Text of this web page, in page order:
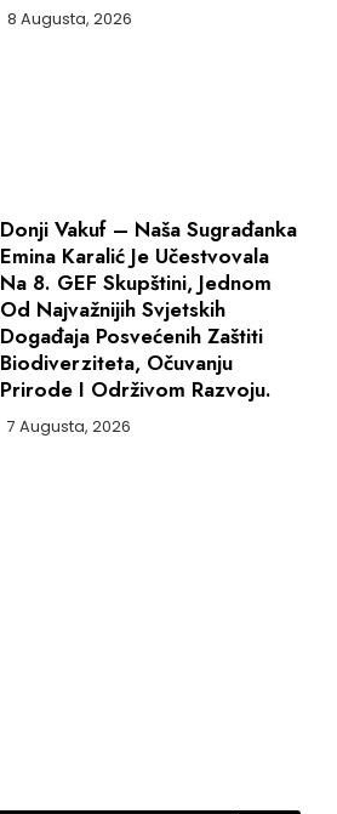
8 Augusta, 2026
Donji Vakuf – Naša Sugrađanka
Emina Karalić Je Učestvovala
Na 8. GEF Skupštini, Jednom
Od Najvažnijih Svjetskih
Događaja Posvećenih Zaštiti
Biodiverziteta, Očuvanju
Prirode I Održivom Razvoju.
7 Augusta, 2026